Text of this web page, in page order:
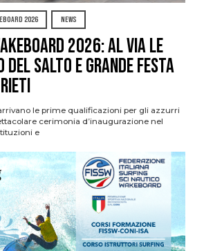
2026 NEWS
2026: al via le
del Salto e grande festa
le prime qualificazioni per gli azzurri
cerimonia d’inaugurazione nel
e